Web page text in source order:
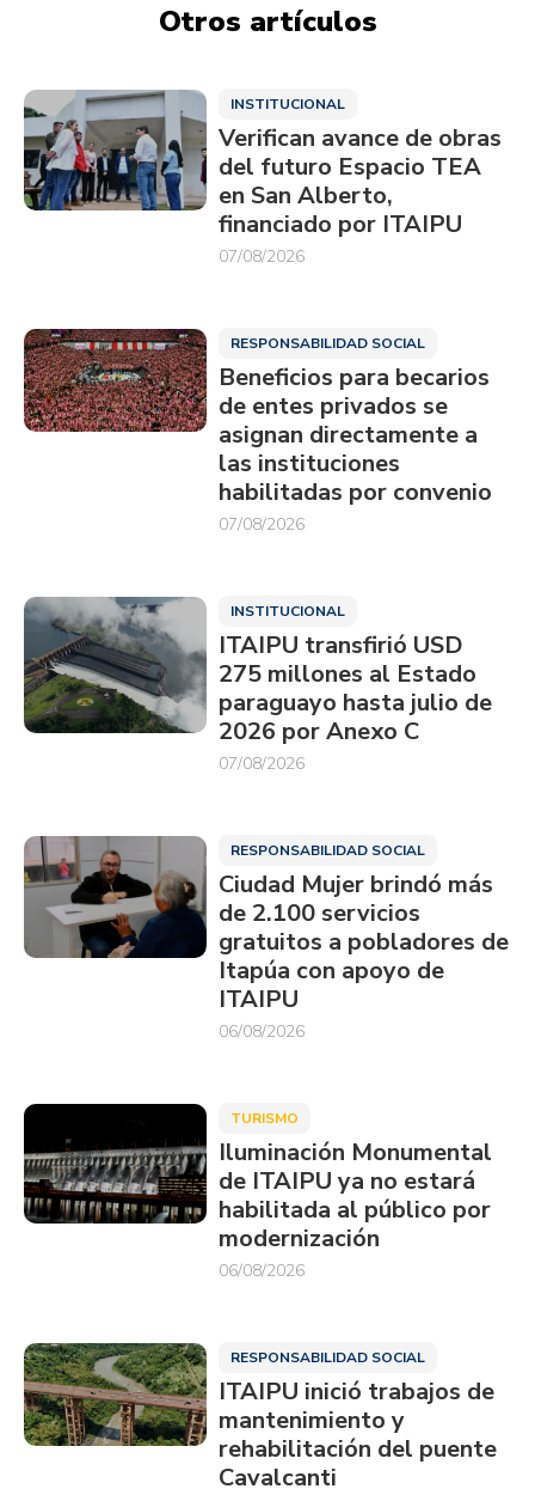
Otros artículos
INSTITUCIONAL
Verifican avance de obras
del futuro Espacio TEA
en San Alberto,
financiado por ITAIPU
07/08/2026
RESPONSABILIDAD SOCIAL
Beneficios para becarios
de entes privados se
asignan directamente a
las instituciones
habilitadas por convenio
07/08/2026
INSTITUCIONAL
ITAIPU transfirió USD
275 millones al Estado
paraguayo hasta julio de
2026 por Anexo C
07/08/2026
RESPONSABILIDAD SOCIAL
Ciudad Mujer brindó más
de 2.100 servicios
gratuitos a pobladores de
Itapúa con apoyo de
ITAIPU
06/08/2026
TURISMO
Iluminación Monumental
de ITAIPU ya no estará
habilitada al público por
modernización
06/08/2026
RESPONSABILIDAD SOCIAL
ITAIPU inició trabajos de
mantenimiento y
rehabilitación del puente
Cavalcanti